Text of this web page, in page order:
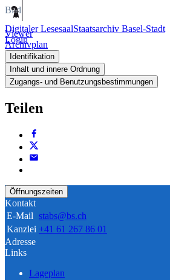
Digitaler LesesaalStaatsarchiv Basel-Stadt
Login
Bild
Viewer
Archivplan
Identifikation
Inhalt und innere Ordnung
Zugangs- und Benutzungsbestimmungen
Teilen
Öffnungszeiten
Kontakt
E-Mail stabs@bs.ch
Kanzlei +41 61 267 86 01
Adresse
Links
Lageplan